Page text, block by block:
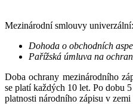
Mezinárodní smlouvy univerzální:
Dohoda o obchodních
Pařížská úmluva na
Doba ochrany mezinárodního
se platí každých 10 let. Po dobu
platnosti národního zápisu v